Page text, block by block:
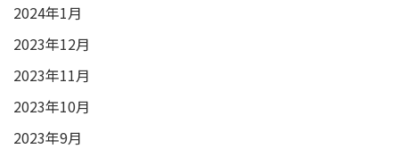
2024年1月
2023年12月
2023年11月
2023年10月
2023年9月